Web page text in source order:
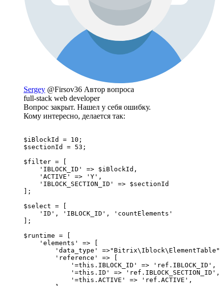
Sergey @Firsov36 Автор вопроса
full-stack web developer
Вопрос закрыт. Нашел у себя ошибку.
Кому интересно, делается так:
$iBlockId = 10;
$sectionId = 53;
$filter = [
    'IBLOCK_ID' => $iBlockId,
    'ACTIVE' => 'Y',
    'IBLOCK_SECTION_ID' => $sectionId
];
$select = [
    'ID', 'IBLOCK_ID', 'countElements'
];
$runtime = [
    'elements' => [
'data_type'
        'reference' => [
            '=this.IBLOCK_ID' => 'ref.IBLOCK_ID',
            '=this.ID' => 'ref.IBLOCK_SECTION_ID',
            '=this.ACTIVE' => 'ref.ACTIVE',